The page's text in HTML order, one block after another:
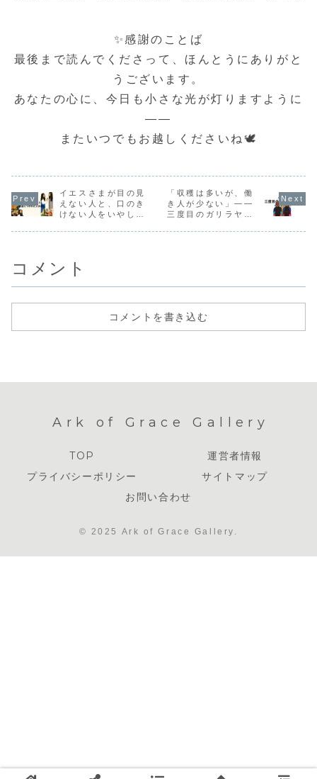
た女たちの姿が静
そして自分の財産
をもって主に仕...
のために心を尽く
すことは、とても
れども、心がいっ
うとき――イエス
たちにやさしく語
りかけてくださ...
す。ヨハネ8章の
物語は、ただ過去
く、今を生きる私
かけてきます。
す」「真理による
自由」「アブラハ
言葉は、深
たちは…神
を行う者で
✨感謝のことば
最後まで読んでくださって、ほんとうにありがと
うございます。
あなたの心に、今日も小さな光が灯りますように
――
またいつでもお越しくださいね🕊️
イエスさまが目の見
えない人と、口のき
けない人をいやした
「収穫は多いが、働
き人が少ない」――
三度目のガリラヤ宣
コメント
コメントを書き込む
Ark of Grace Gallery
TOP
運営者情報
プライバシーポリシー
サイトマップ
お問い合わせ
© 2025 Ark of Grace Gallery.